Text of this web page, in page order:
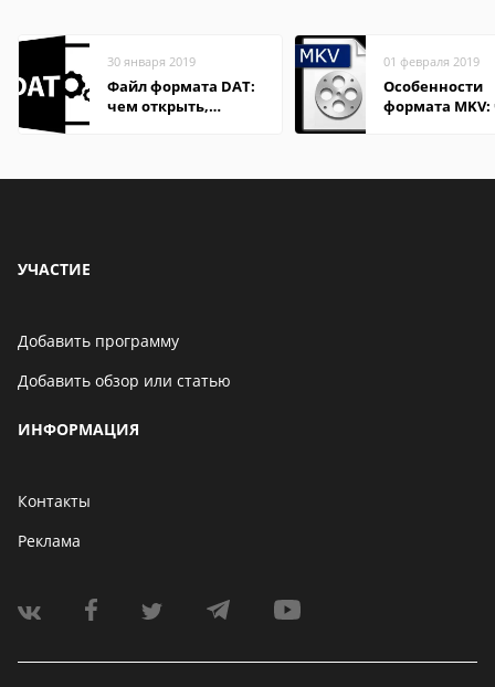
30 января 2019
Файл формата DAT:
чем открыть,
01 февраля 2019
Особенности
формата
УЧАСТИЕ
Добавить программу
Добавить обзор или статью
ИНФОРМАЦИЯ
Контакты
Реклама